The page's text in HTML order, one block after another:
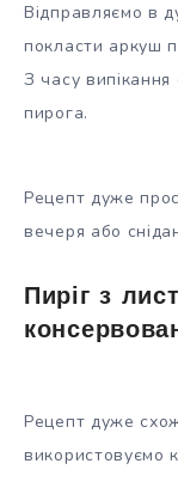
Відправляємо в
покласти аркуш
З часу випікання
пирога.
Рецепт дуже
вечеря або
Пиріг з
Рецепт дуже
використовуємо